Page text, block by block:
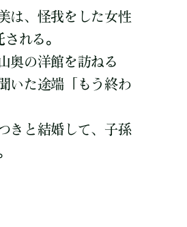
は、怪我をした女性
れる。
奥の洋館を訪ねる
いた途端「もう終わ
きと結婚して、子孫